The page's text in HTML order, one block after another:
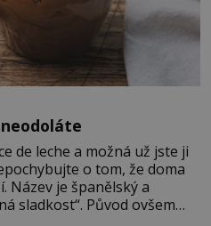
de leche a možná už jste ji
o tom, že doma
Název je španělský a
sladkost“. Původ ovšem